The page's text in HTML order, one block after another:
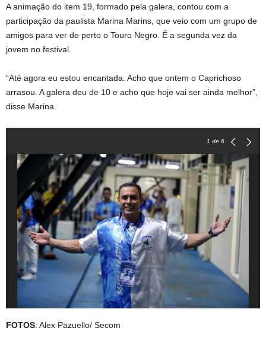
A animação do item 19, formado pela galera, contou com a
participação da paulista Marina Marins, que veio com um grupo de
amigos para ver de perto o Touro Negro. É a segunda vez da
jovem no festival.
“Até agora eu estou encantada. Acho que ontem o Caprichoso
arrasou. A galera deu de 10 e acho que hoje vai ser ainda melhor”,
disse Marina.
1 de 6
FOTOS: Alex Pazuello/ Secom